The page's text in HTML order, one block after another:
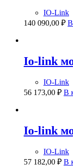
IO-Link
140 090,00 ₽ В
Io-link
IO-Link
56 173,00 ₽ В
Io-link
IO-Link
57 182,00 ₽ В